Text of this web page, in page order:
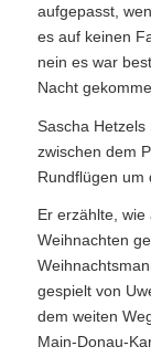
aufgepasst,
es auf keinen
nein es war
Nacht
Sascha Hetzels
zwischen dem
Rundflügen um
Er erzählte,
Weihnachten
gespielt von
dem weiten
Main-Donau-